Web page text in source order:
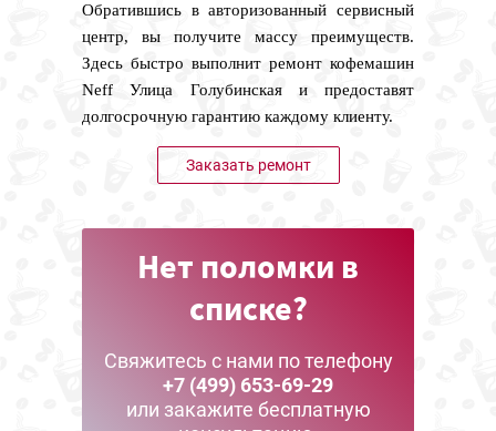
Обратившись в авторизованный сервисный
центр, вы получите массу преимуществ.
Здесь быстро выполнит ремонт кофемашин
Neff Улица Голубинская и предоставят
долгосрочную гарантию каждому клиенту.
Заказать ремонт
Нет поломки в
списке?
Свяжитесь с нами по телефону
+7 (499) 653-69-29
или закажите бесплатную